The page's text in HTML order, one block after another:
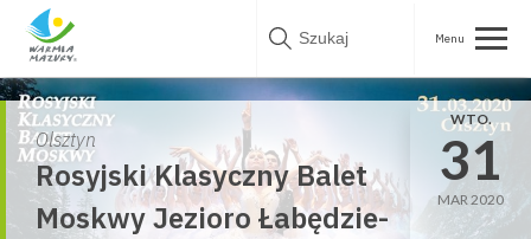
Skip
Olsztyn
Rosyjski Klasyczny Balet
Moskwy Jezioro Łabędzie-
WTO.
31
MAR 2020